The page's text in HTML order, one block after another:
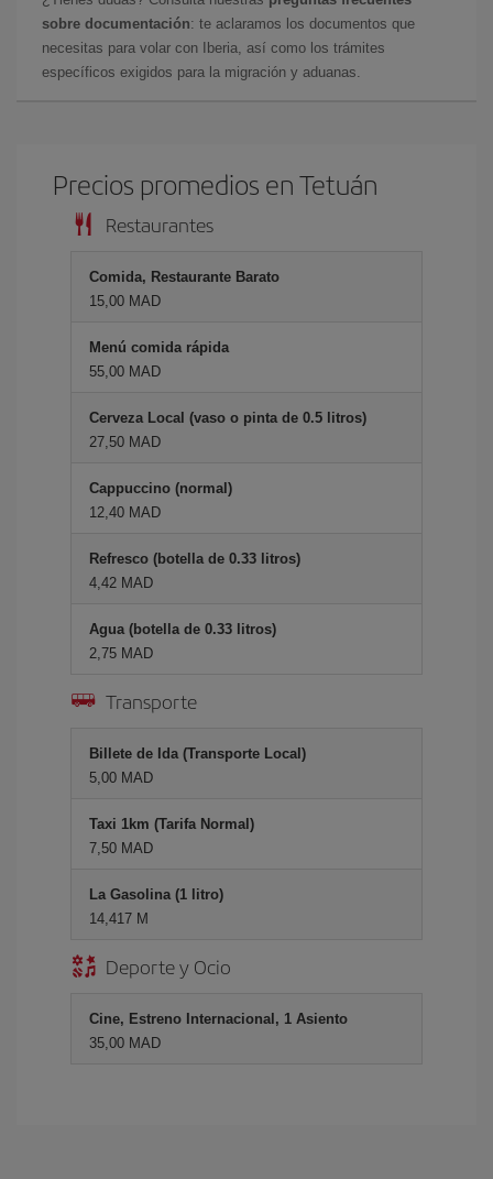
sobre documentación: te aclaramos los documentos que
necesitas para volar con Iberia, así como los trámites
específicos exigidos para la migración y aduanas.
Precios promedios en Tetuán
Restaurantes
Comida, Restaurante Barato
15,00 MAD
Menú comida rápida
55,00 MAD
Cerveza Local (vaso o pinta de 0.5 litros)
27,50 MAD
Cappuccino (normal)
12,40 MAD
Refresco (botella de 0.33 litros)
4,42 MAD
Agua (botella de 0.33 litros)
2,75 MAD
Transporte
Billete de Ida (Transporte Local)
5,00 MAD
Taxi 1km (Tarifa Normal)
7,50 MAD
La Gasolina (1 litro)
14,417 M
Deporte y Ocio
Cine, Estreno Internacional, 1 Asiento
35,00 MAD